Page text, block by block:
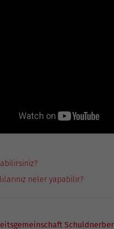
neler yapabilir?